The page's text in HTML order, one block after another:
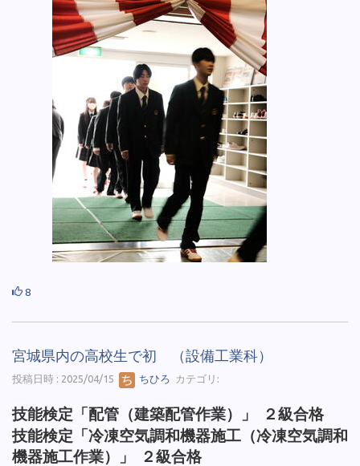
8
宮城県内の高校生で初 （設備工業科）
投稿日時 : 2025/04/15 ちひろ カテゴリ:
技能検定「配管（建築配管作業）」 ２級合格
技能検定「冷凍空気調和機器施工（冷凍空気調和
機器施工作業）」 ２級合格